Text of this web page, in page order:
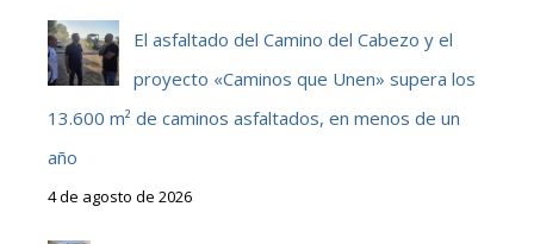
El asfaltado del Camino del Cabezo y el
proyecto «Caminos que Unen» supera los
13.600 m² de caminos asfaltados, en menos de un
año
4 de agosto de 2026